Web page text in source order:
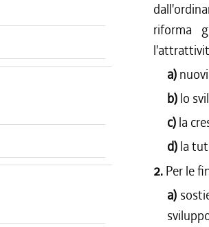
riforma
a)
b) lo
c) la
d) la
2. Per le
a)